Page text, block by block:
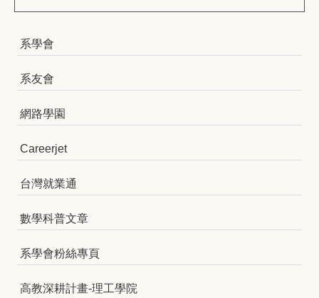
系學會
系友會
網路學園
Careerjet
台灣就業通
數學科普文章
系學會粉絲專頁
高教深耕計畫-理工學院